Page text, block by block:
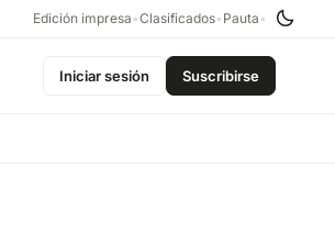
Edición impresa •Clasificados• Pauta •
Iniciar sesión Suscribirse